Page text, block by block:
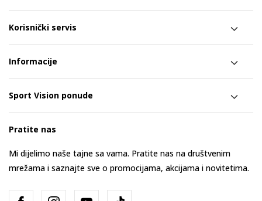
Korisnički servis
Informacije
Sport Vision ponude
Pratite nas
Mi dijelimo naše tajne sa vama. Pratite nas na društvenim
mrežama i saznajte sve o promocijama, akcijama i novitetima.